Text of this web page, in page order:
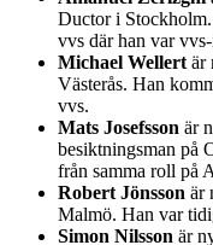
Ductor i
vvs där han var
Michael Wellert är
Västerås. Han
vvs.
Mats Josefsson är
besiktningsman på
från samma roll på
Robert Jönsson är
Malmö. Han var
Simon Nilsson är